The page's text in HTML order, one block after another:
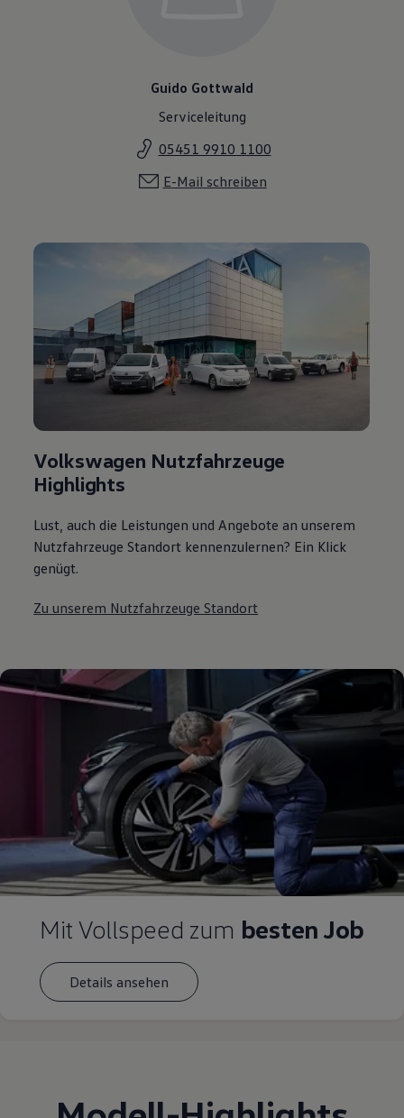
Guido Gottwald
Serviceleitung
05451 9910 1100
E-Mail schreiben
Volkswagen Nutzfahrzeuge
Highlights
Lust, auch die Leistungen und Angebote an unserem
Nutzfahrzeuge Standort kennenzulernen? Ein Klick
genügt.
Zu unserem Nutzfahrzeuge Standort
Mit Vollspeed zum besten Job
Details ansehen